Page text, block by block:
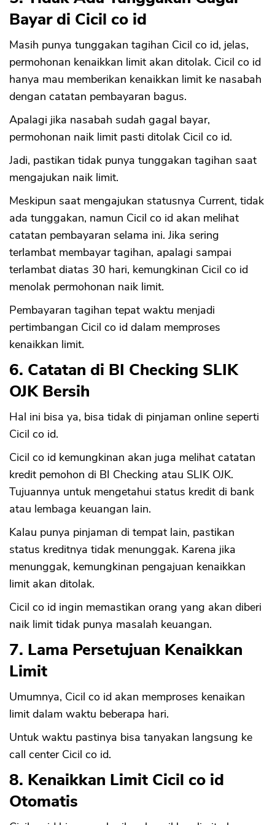
Bayar di Cicil co id
Masih punya tunggakan tagihan Cicil co id, jelas,
permohonan kenaikkan limit akan ditolak. Cicil co id
hanya mau memberikan kenaikkan limit ke nasabah
dengan catatan pembayaran bagus.
Apalagi jika nasabah sudah gagal bayar,
permohonan naik limit pasti ditolak Cicil co id.
Jadi, pastikan tidak punya tunggakan tagihan saat
mengajukan naik limit.
Meskipun saat mengajukan statusnya Current, tidak
ada tunggakan, namun Cicil co id akan melihat
catatan pembayaran selama ini. Jika sering
terlambat membayar tagihan, apalagi sampai
terlambat diatas 30 hari, kemungkinan Cicil co id
menolak permohonan naik limit.
Pembayaran tagihan tepat waktu menjadi
pertimbangan Cicil co id dalam memproses
kenaikkan limit.
6. Catatan di BI Checking SLIK
OJK Bersih
Hal ini bisa ya, bisa tidak di pinjaman online seperti
Cicil co id.
Cicil co id kemungkinan akan juga melihat catatan
kredit pemohon di BI Checking atau SLIK OJK.
Tujuannya untuk mengetahui status kredit di bank
atau lembaga keuangan lain.
Kalau punya pinjaman di tempat lain, pastikan
status kreditnya tidak menunggak. Karena jika
menunggak, kemungkinan pengajuan kenaikkan
limit akan ditolak.
Cicil co id ingin memastikan orang yang akan diberi
naik limit tidak punya masalah keuangan.
7. Lama Persetujuan Kenaikkan
Limit
Umumnya, Cicil co id akan memproses kenaikan
limit dalam waktu beberapa hari.
Untuk waktu pastinya bisa tanyakan langsung ke
call center Cicil co id.
8. Kenaikkan Limit Cicil co id
Otomatis
CANCEL